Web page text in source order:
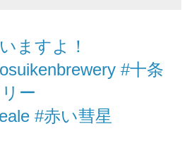
ますよ！
#十条
ー
#赤い彗星